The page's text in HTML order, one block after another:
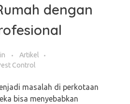
dengan
Artikel
Control
masalah di perkotaan
bisa menyebabkan